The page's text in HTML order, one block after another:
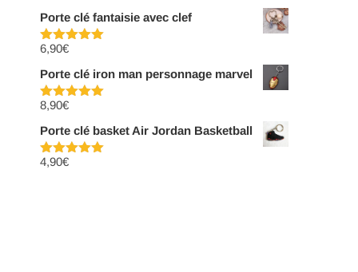
Porte clé fantaisie avec clef
Note
6,90€
Porte clé iron man personnage marvel
Note
8,90€
Porte clé basket Air Jordan Basketball
Note
4,90€